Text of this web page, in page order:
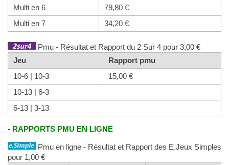
Multi en 6
79,80 €
Multi en 7
34,20 €
Pmu - Résultat et Rapport du 2 Sur 4 pour 3,00 €
Jeu
Rapport pmu
10-6 | 10-3
15,00 €
10-13 | 6-3
6-13 | 3-13
- RAPPORTS PMU EN LIGNE
Pmu en ligne - Résultat et Rapport des E.Jeux Simples
pour 1,00 €